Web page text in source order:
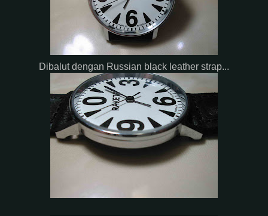
Dibalut dengan Russian black leather strap...